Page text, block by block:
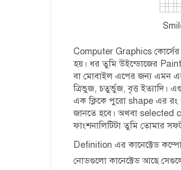
Computer Graphics
হয়। ধর তুমি উইন্ডোজের
বা মোবাইল এপের জন্য এমন
ত্রিভুজ, চতুর্ভুজ, বৃত্ত
এক ক্লিকে পুরো shape এর রং
জানতে হবে। অথবা selected
ফাংশনালিটিটা তুমি তোমার
Definition এর কানেক্টেড
নোডগুলো কানেক্টেড আছে